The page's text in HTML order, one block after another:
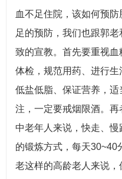
血不足住院，该如何预
足的预防，我们也跟郭
致的宣教。首先要重视
体检，规范用药、进行
低盐低脂、保证营养，
注，一定要戒烟限酒。
中老年人来说，快走、
的锻炼方式，每天30~40
老这样的高龄老人来说